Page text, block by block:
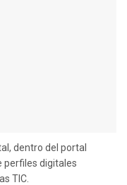
dentro del portal
perfiles digitales
TIC.